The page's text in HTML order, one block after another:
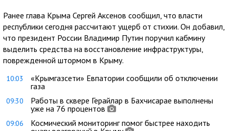
Ранее глава Крыма Сергей Аксенов сообщил, что власти
республики сегодня рассчитают ущерб от стихии. Он добавил,
что президент России Владимир Путин поручил кабмину
выделить средства на восстановление инфраструктуры,
поврежденной штормом в Крыму.
10:03
«Крымгазсети» Евпатории сообщили об отключении
газа
09:30
Работы в сквере Герайлар в Бахчисарае выполнены
уже на 76 процентов
09:06
Космический мониторинг помог быстрее находить